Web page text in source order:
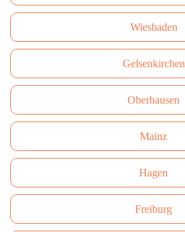
Wiesbaden
Gelsenkirchen
Oberhausen
Mainz
Hagen
Freiburg